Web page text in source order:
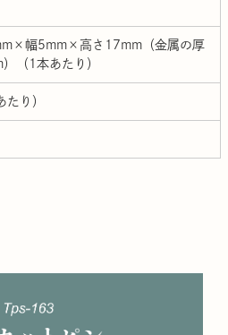
幅5mm×高さ17mm（金属の厚
（1本あたり）
り）